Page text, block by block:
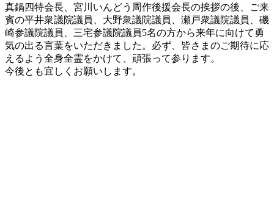
:
真鍋四特会長、宮川いんどう周作後援会長の挨拶の後、ご来
賓の平井衆議院議員、大野衆議院議員、瀬戸衆議院議員、磯
崎参議院議員、三宅参議院議員5名の方から来年に向けて勇
気の出る言葉をいただきました。必ず、皆さまのご期待に応
えるよう全身全霊をかけて、頑張って参ります。
今後とも宜しくお願いします。